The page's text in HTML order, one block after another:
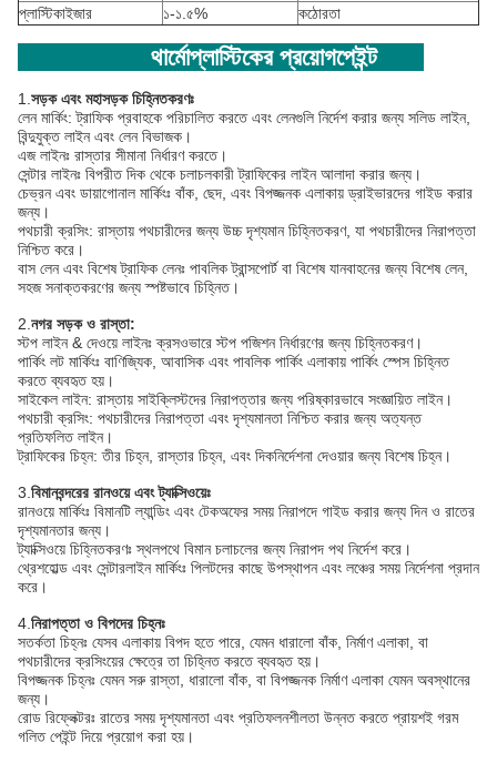
প্লাস্টিকাইজার
১-১.৫% কঠোরতা
থার্মোপ্লাস্টিকের প্রয়োগপেইন্ট
1. সড়ক এবং মহাসড়ক চিহ্নিতকরণঃ
লেন মার্কিং: ট্রাফিক প্রবাহকে পরিচালিত করতে এবং লেনগুলি নির্দেশ করার জন্য সলিড লাইন,
বিন্দুযুক্ত লাইন এবং লেন বিভাজক।
এজ লাইনঃ রাস্তার সীমানা নির্ধারণ করতে।
সেন্টার লাইনঃ বিপরীত দিক থেকে চলাচলকারী ট্রাফিকের লাইন আলাদা করার জন্য।
চেভ্রন এবং ডায়াগোনাল মার্কিংঃ বাঁক, ছেদ, এবং বিপজ্জনক এলাকায় ড্রাইভারদের গাইড করার
জন্য।
পথচারী ক্রসিং: রাস্তায় পথচারীদের জন্য উচ্চ দৃশ্যমান চিহ্নিতকরণ, যা পথচারীদের নিরাপত্তা
নিশ্চিত করে।
বাস লেন এবং বিশেষ ট্রাফিক লেনঃ পাবলিক ট্রান্সপোর্ট বা বিশেষ যানবাহনের জন্য বিশেষ লেন,
সহজ সনাক্তকরণের জন্য স্পষ্টভাবে চিহ্নিত।
2. নগর সড়ক ও রাস্তা:
স্টপ লাইন & দেওয়ে লাইনঃ ক্রসওভারে স্টপ পজিশন নির্ধারণের জন্য চিহ্নিতকরণ।
পার্কিং লট মার্কিংঃ বাণিজ্যিক, আবাসিক এবং পাবলিক পার্কিং এলাকায় পার্কিং স্পেস চিহ্নিত
করতে ব্যবহৃত হয়।
সাইকেল লাইন: রাস্তায় সাইক্লিস্টদের নিরাপত্তার জন্য পরিষ্কারভাবে সংজ্ঞায়িত লাইন।
পথচারী ক্রসিং: পথচারীদের নিরাপত্তা এবং দৃশ্যমানতা নিশ্চিত করার জন্য অত্যন্ত
প্রতিফলিত লাইন।
ট্রাফিকের চিহ্ন: তীর চিহ্ন, রাস্তার চিহ্ন, এবং দিকনির্দেশনা দেওয়ার জন্য বিশেষ চিহ্ন।
3. বিমানবন্দরের রানওয়ে এবং ট্যাক্সিওয়েঃ
রানওয়ে মার্কিংঃ বিমানটি ল্যান্ডিং এবং টেকঅফের সময় নিরাপদে গাইড করার জন্য দিন ও রাতের
দৃশ্যমানতার জন্য।
ট্যাক্সিওয়ে চিহ্নিতকরণঃ স্থলপথে বিমান চলাচলের জন্য নিরাপদ পথ নির্দেশ করে।
থ্রেশহোল্ড এবং সেন্টারলাইন মার্কিংঃ পিলটদের কাছে উপস্থাপন এবং লঞ্চের সময় নির্দেশনা প্রদান
করে।
4. নিরাপত্তা ও বিপদের চিহ্নঃ
সতর্কতা চিহ্নঃ যেসব এলাকায় বিপদ হতে পারে, যেমন ধারালো বাঁক, নির্মাণ এলাকা, বা
পথচারীদের ক্রসিংয়ের ক্ষেত্রে তা চিহ্নিত করতে ব্যবহৃত হয়।
বিপজ্জনক চিহ্নঃ যেমন সরু রাস্তা, ধারালো বাঁক, বা বিপজ্জনক নির্মাণ এলাকা যেমন অবস্থানের
জন্য।
রোড রিফ্লেক্টরঃ রাতের সময় দৃশ্যমানতা এবং প্রতিফলনশীলতা উন্নত করতে প্রায়শই গরম
গলিত পেইন্ট দিয়ে প্রয়োগ করা হয়।